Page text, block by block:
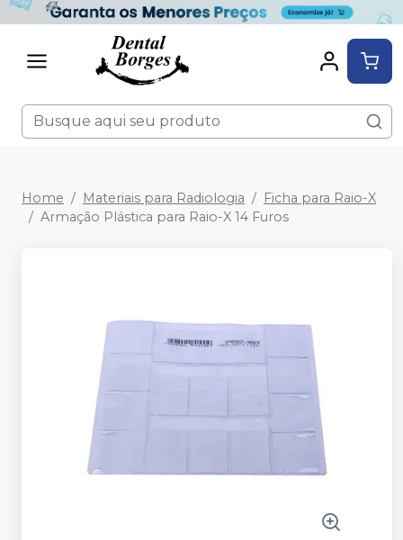
Home Materiais para Radiologia
Ficha para Raio-X
Armação Plástica para Raio-X 14 Furos